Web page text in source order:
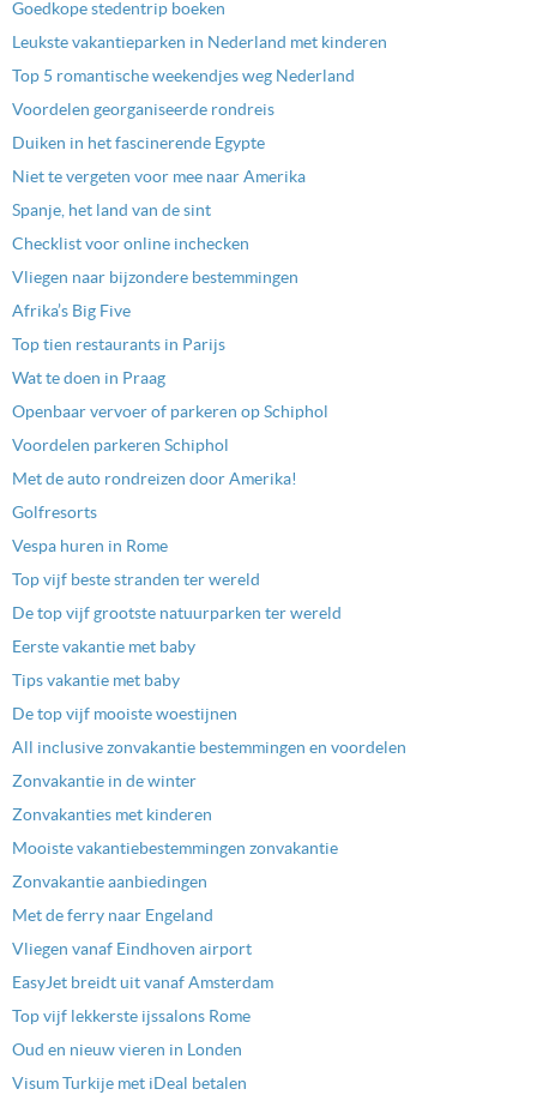
Goedkope stedentrip boeken
Leukste vakantieparken in Nederland met kinderen
Top 5 romantische weekendjes weg Nederland
Voordelen georganiseerde rondreis
Duiken in het fascinerende Egypte
Niet te vergeten voor mee naar Amerika
Spanje, het land van de sint
Checklist voor online inchecken
Vliegen naar bijzondere bestemmingen
Afrika’s Big Five
Top tien restaurants in Parijs
Wat te doen in Praag
Openbaar vervoer of parkeren op Schiphol
Voordelen parkeren Schiphol
Met de auto rondreizen door Amerika!
Golfresorts
Vespa huren in Rome
Top vijf beste stranden ter wereld
De top vijf grootste natuurparken ter wereld
Eerste vakantie met baby
Tips vakantie met baby
De top vijf mooiste woestijnen
All inclusive zonvakantie bestemmingen en voordelen
Zonvakantie in de winter
Zonvakanties met kinderen
Mooiste vakantiebestemmingen zonvakantie
Zonvakantie aanbiedingen
Met de ferry naar Engeland
Vliegen vanaf Eindhoven airport
EasyJet breidt uit vanaf Amsterdam
Top vijf lekkerste ijssalons Rome
Oud en nieuw vieren in Londen
Visum Turkije met iDeal betalen